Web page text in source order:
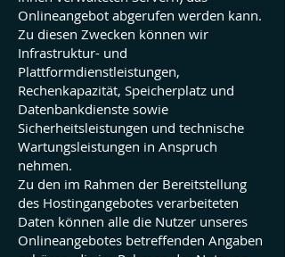
Onlineangebot abgerufen werden kann.
Zu diesen Zwecken können wir
Infrastruktur- und
Plattformdienstleistungen,
Rechenkapazität, Speicherplatz und
Datenbankdienste sowie
Sicherheitsleistungen und technische
Wartungsleistungen in Anspruch
nehmen.
Zu den im Rahmen der Bereitstellung
des Hostingangebotes verarbeiteten
Daten können alle die Nutzer unseres
Onlineangebotes betreffenden Angaben